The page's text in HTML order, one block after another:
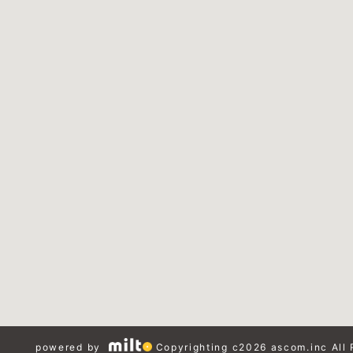
powered by Copyrighting c2026 ascom.inc All